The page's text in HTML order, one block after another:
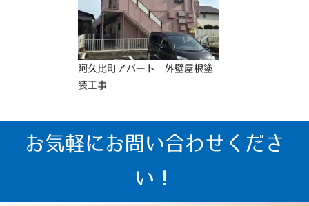
阿久比町アパート 外壁屋根塗
装工事
お気軽にお問い合わせくださ
い！